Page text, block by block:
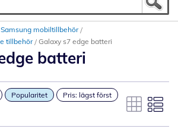
Samsung mobiltillbehör
tillbehör Galaxy s7 edge batteri
batteri
Popularitet
Pris: lägst först